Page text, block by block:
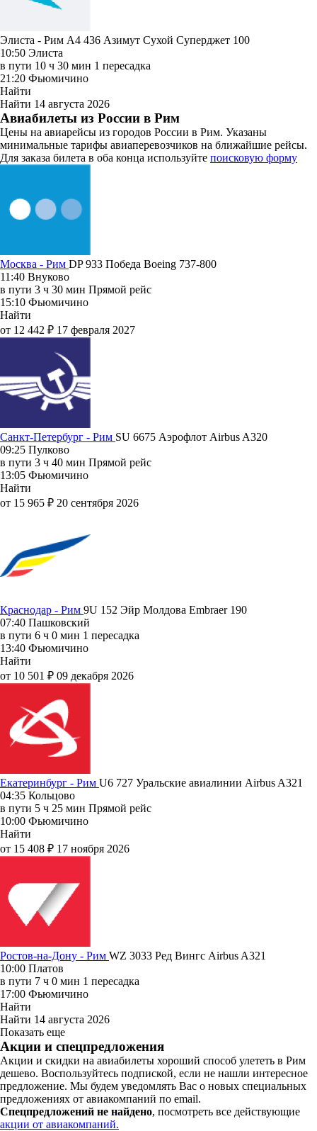
Элиста - Рим A4 436 Азимут Сухой Суперджет 100
10:50 Элиста
в пути 10 ч 30 мин 1 пересадка
21:20 Фьюмичино
Найти
Найти 14 августа 2026
Авиабилеты из России в Рим
Цены на авиарейсы из городов России в Рим. Указаны
минимальные тарифы авиаперевозчиков на ближайшие рейсы.
Для заказа билета в оба конца используйте поисковую форму
Москва - Рим DP 933 Победа Boeing 737-800
11:40 Внуково
в пути 3 ч 30 мин Прямой рейс
15:10 Фьюмичино
Найти
от 12 442 ₽ 17 февраля 2027
Санкт-Петербург - Рим SU 6675 Аэрофлот Airbus A320
09:25 Пулково
в пути 3 ч 40 мин Прямой рейс
13:05 Фьюмичино
Найти
от 15 965 ₽ 20 сентября 2026
Краснодар - Рим 9U 152 Эйр Молдова Embraer 190
07:40 Пашковский
в пути 6 ч 0 мин 1 пересадка
13:40 Фьюмичино
Найти
от 10 501 ₽ 09 декабря 2026
Екатеринбург - Рим U6 727 Уральские авиалинии Airbus A321
04:35 Кольцово
в пути 5 ч 25 мин Прямой рейс
10:00 Фьюмичино
Найти
от 15 408 ₽ 17 ноября 2026
Ростов-на-Дону - Рим WZ 3033 Ред Вингс Airbus A321
10:00 Платов
в пути 7 ч 0 мин 1 пересадка
17:00 Фьюмичино
Найти
Найти 14 августа 2026
Показать еще
Акции и спецпредложения
Акции и скидки на авиабилеты хороший способ улететь в Рим
дешево. Воспользуйтесь подпиской, если не нашли интересное
предложение. Мы будем уведомлять Вас о новых специальных
предложениях от авиакомпаний по email.
Спецпредложений не найдено, посмотреть все действующие
акции от авиакомпаний.